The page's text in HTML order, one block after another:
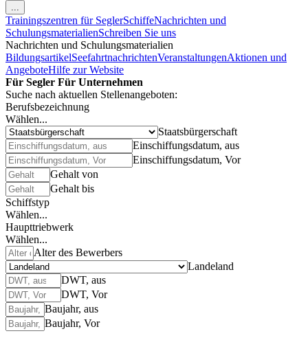
...
Trainingszentren für SeglerSchiffeNachrichten und
SchulungsmaterialienSchreiben Sie uns
Nachrichten und Schulungsmaterialien
BildungsartikelSeefahrtnachrichtenVeranstaltungenAktionen und
AngeboteHilfe zur Website
Für Segler Für Unternehmen
Suche nach aktuellen Stellenangeboten:
Berufsbezeichnung
Wählen...
Staatsbürgerschaft
Einschiffungsdatum, aus
Einschiffungsdatum, Vor
Gehalt von
Gehalt bis
Schiffstyp
Wählen...
Haupttriebwerk
Wählen...
Alter des Bewerbers
Landeland
DWT, aus
DWT, Vor
Baujahr, aus
Baujahr, Vor